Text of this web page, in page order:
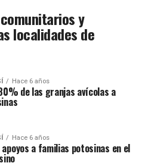
y
localidades de
Hace 6 años
de las granjas avícolas a
Hace 6 años
a familias potosinas en el